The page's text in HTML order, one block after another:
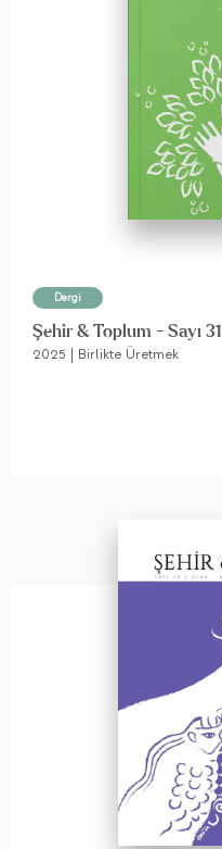
Dergi
Şehir & Toplum - Sayı 31
2025 | Birlikte Üretmek